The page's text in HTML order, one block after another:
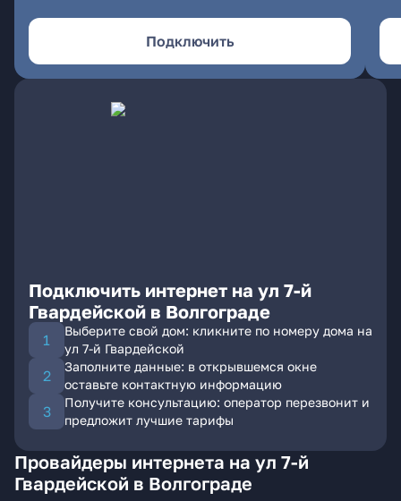
Подключить
Подключить интернет на ул 7-й
Гвардейской в Волгограде
Выберите свой дом: кликните по номеру дома на
ул 7-й Гвардейской
Заполните данные: в открывшемся окне
оставьте контактную информацию
Получите консультацию: оператор перезвонит и
предложит лучшие тарифы
Провайдеры интернета на ул 7-й
Гвардейской в Волгограде